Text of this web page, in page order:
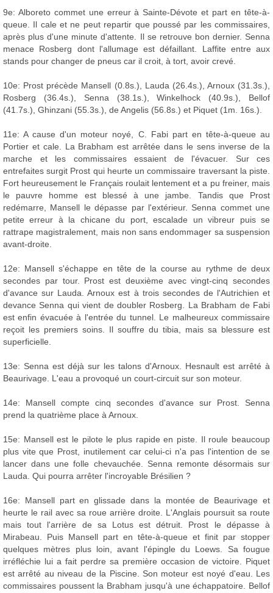
9e: Alboreto commet une erreur à Sainte-Dévote et part en tête-à-
queue. Il cale et ne peut repartir que poussé par les commissaires,
après plus d'une minute d'attente. Il se retrouve bon dernier. Senna
menace Rosberg dont l'allumage est défaillant. Laffite entre aux
stands pour changer de pneus car il croit, à tort, avoir crevé.
10e: Prost précède Mansell (0.8s.), Lauda (26.4s.), Arnoux (31.3s.),
Rosberg (36.4s.), Senna (38.1s.), Winkelhock (40.9s.), Bellof
(41.7s.), Ghinzani (55.3s.), de Angelis (56.8s.) et Piquet (1m. 16s.).
11e: A cause d'un moteur noyé, C. Fabi part en tête-à-queue au
Portier et cale. La Brabham est arrêtée dans le sens inverse de la
marche et les commissaires essaient de l'évacuer. Sur ces
entrefaites surgit Prost qui heurte un commissaire traversant la piste.
Fort heureusement le Français roulait lentement et a pu freiner, mais
le pauvre homme est blessé à une jambe. Tandis que Prost
redémarre, Mansell le dépasse par l'extérieur. Senna commet une
petite erreur à la chicane du port, escalade un vibreur puis se
rattrape magistralement, mais non sans endommager sa suspension
avant-droite.
12e: Mansell s'échappe en tête de la course au rythme de deux
secondes par tour. Prost est deuxième avec vingt-cinq secondes
d'avance sur Lauda. Arnoux est à trois secondes de l'Autrichien et
devance Senna qui vient de doubler Rosberg. La Brabham de Fabi
est enfin évacuée à l'entrée du tunnel. Le malheureux commissaire
reçoit les premiers soins. Il souffre du tibia, mais sa blessure est
superficielle.
13e: Senna est déjà sur les talons d'Arnoux. Hesnault est arrêté à
Beaurivage. L'eau a provoqué un court-circuit sur son moteur.
14e: Mansell compte cinq secondes d'avance sur Prost. Senna
prend la quatrième place à Arnoux.
15e: Mansell est le pilote le plus rapide en piste. Il roule beaucoup
plus vite que Prost, inutilement car celui-ci n'a pas l'intention de se
lancer dans une folle chevauchée. Senna remonte désormais sur
Lauda. Qui pourra arrêter l'incroyable Brésilien ?
16e: Mansell part en glissade dans la montée de Beaurivage et
heurte le rail avec sa roue arrière droite. L'Anglais poursuit sa route
mais tout l'arrière de sa Lotus est détruit. Prost le dépasse à
Mirabeau. Puis Mansell part en tête-à-queue et finit par stopper
quelques mètres plus loin, avant l'épingle du Loews. Sa fougue
irréfléchie lui a fait perdre sa première occasion de victoire. Piquet
est arrêté au niveau de la Piscine. Son moteur est noyé d'eau. Les
commissaires poussent la Brabham jusqu'à une échappatoire. Bellof